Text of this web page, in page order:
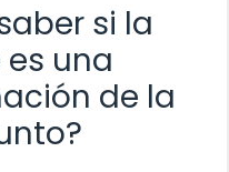
si la
una
de la